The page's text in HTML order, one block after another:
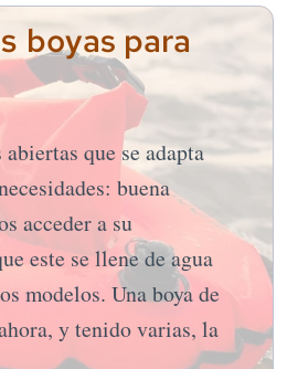
boyas para
que se adapta
buena
acceder a su
este se llene de agua
modelos. Una boya de
y tenido varias, la